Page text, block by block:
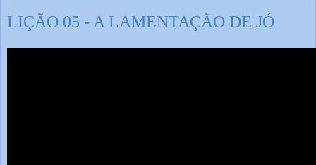
LIÇÃO 05 - A LAMENTAÇÃO DE JÓ